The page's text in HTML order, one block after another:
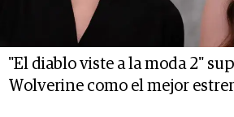
"El diablo viste a la moda 2"
Wolverine como el mejor